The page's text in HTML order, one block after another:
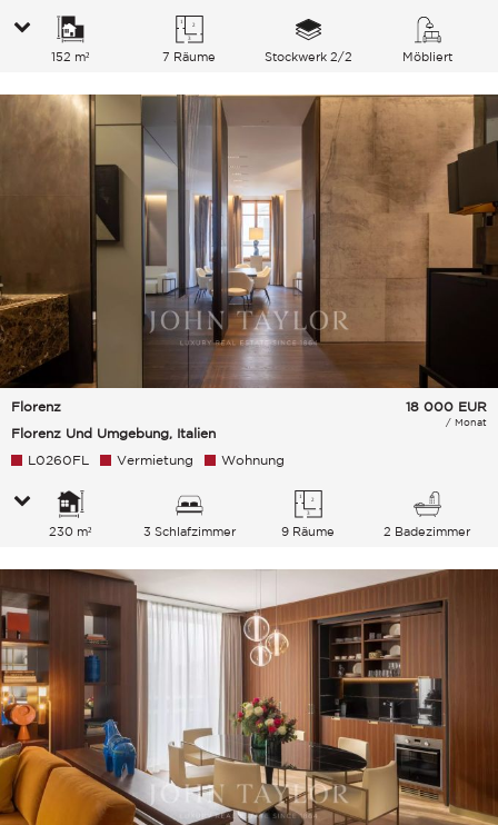
152 m² 7 Räume Stockwerk 2/2 Möbliert
Florenz
Florenz Und Umgebung, Italien
18 000 EUR
/ Monat
L0260FL Vermietung Wohnung
230 m² 3 Schlafzimmer 9 Räume 2 Badezimmer